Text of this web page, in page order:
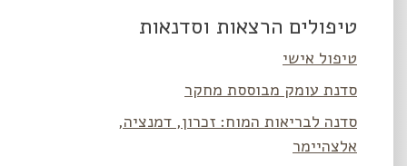
טיפולים הרצאות וסדנאות
טיפול אישי
סדנת עומק מבוססת מחקר
סדנה לבריאות המוח: זכרון, דמנציה,
אלצהיימר